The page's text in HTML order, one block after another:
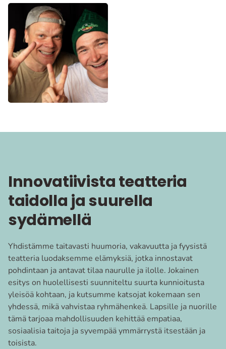
Innovatiivista teatteria
taidolla ja suurella
sydämellä
Yhdistämme taitavasti huumoria, vakavuutta ja fyysistä
teatteria luodaksemme elämyksiä, jotka innostavat
pohdintaan ja antavat tilaa naurulle ja ilolle. Jokainen
esitys on huolellisesti suunniteltu suurta kunnioitusta
yleisöä kohtaan, ja kutsumme katsojat kokemaan sen
yhdessä, mikä vahvistaa ryhmähenkeä. Lapsille ja nuorille
tämä tarjoaa mahdollisuuden kehittää empatiaa,
sosiaalisia taitoja ja syvempää ymmärrystä itsestään ja
toisista.